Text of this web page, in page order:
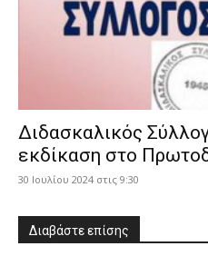
Διδασκαλικός
εκδίκαση στο
30 Ιουλίου 2024 στις 9:30
Διαβάστε επίσης